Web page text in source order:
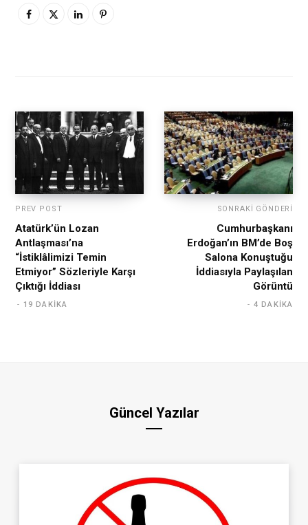
PREV POST
Atatürk’ün Lozan
Antlaşması’na
“İstiklâlimizi Temin
Etmiyor” Sözleriyle Karşı
Çıktığı İddiası
19 DAKIKA
SONRAKI GÖNDERI
Cumhurbaşkanı
Erdoğan’ın BM’de Boş
Salona Konuştuğu
İddiasıyla Paylaşılan
Görüntü
4 DAKIKA
Güncel Yazılar